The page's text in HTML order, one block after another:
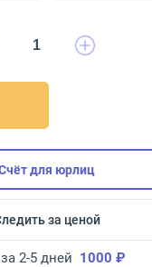
для юрлиц
за ценой
2-5 дней 1000 ₽